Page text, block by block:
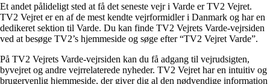
Et andet pålideligt sted at få det seneste vejr i Varde er TV2 Vejret.
TV2 Vejret er en af de mest kendte vejrformidler i Danmark og har en
dedikeret sektion til Varde. Du kan finde TV2 Vejrets Varde-vejrsiden
ved at besøge TV2’s hjemmeside og søge efter “TV2 Vejret Varde”.
På TV2 Vejrets Varde-vejrsiden kan du få adgang til vejrudsigten,
byvejret og andre vejrrelaterede nyheder. TV2 Vejret har en intuitiv og
brugervenlig hjemmeside, der giver dig al den nødvendige information